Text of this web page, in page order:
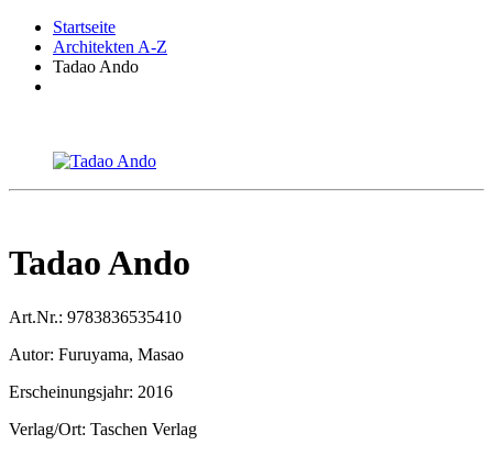
Startseite
Architekten A-Z
Tadao Ando
Tadao Ando
Art.Nr.: 9783836535410
Autor: Furuyama, Masao
Erscheinungsjahr: 2016
Verlag/Ort: Taschen Verlag